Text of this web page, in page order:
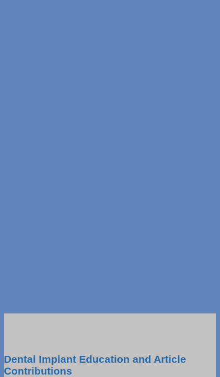
Dental Implant Education and Article
Contributions